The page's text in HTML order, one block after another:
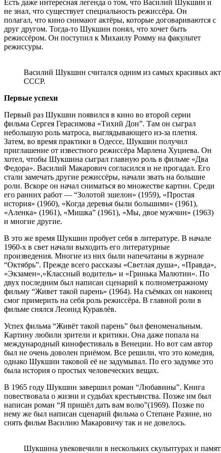
Есть даже интересная легенда о том, что Василий Шукшин и
не знал, что существует специальность режиссёра. Он
полагал, что кино снимают актёры, которые договариваются с
друг другом. Тогда-то Шукшин понял, что хочет быть
режиссёром. Он поступил к Михаилу Ромму на факультет
режиссуры.
Василий Шукшин считался одним из самых красивых
СССР.
Первые успехи
Первый раз Шукшин появился в кино во второй серии
фильма Сергея Герасимова «Тихий Дон”. Там он сыграл
небольшую роль матроса, выглядывающего из-за плетня.
Затем, во время практики в Одессе, Шукшин получил
приглашение от известного режиссёра Марлена Хуциева. Он
хотел, чтобы Шукшина сыграл главную роль в фильме «Два
Федора». Василий Макарович согласился и не прогадал. Его
стали замечать другие режиссёры, начали звать на большие
роли. Вскоре он начал сниматься во множестве картин. Среди
его ранних работ — “Золотой эшелон» (1959), «Простая
история» (1960), «Когда деревья были большими» (1961),
«Аленка» (1961), «Мишка” (1961), «Мы, двое мужчин» (1963)
и многие другие.
В это же время Шукшин пробует себя в литературе. В начале
1960-х в свет начали выходить его литературные
произведения. Многие из них были напечатаны в журнале
“Октябрь”. Прежде всего рассказы «Светлая душа», «Правда»,
«Экзамен»,»Классный водитель» и «Гринька Малютин». По
двух последним был написан сценарий к полнометражному
фильму “Живет такой парень» (1964). На съёмках он наконец
смог примерить на себя роль режиссёра. В главной роли в
фильме снялся Леонид Куравлёв.
Успех фильма “Живёт такой парень” был феноменальным.
Картину любили зрители и критики. Она даже попала на
международный кинофестиваль в Венеции. Но вот сам автор
был не очень доволен приёмом. Все решили, что это комедия,
однако Шукшин таковой её не задумывал. По его задумке это
была история о простых человеческих вещах.
В 1965 году Шукшин завершил роман “Любавины”. Книга
повествовала о жизни и судьбах крестьянства. Позже им был
написан роман “Я пришёл дать вам волю”(1969). Позже по
нему же был написан сценарий фильма о Степане Разине, но
снять фильм Василию Макаровичу так и не довелось.
Шукшина увековечили в нескольких скульптурах и